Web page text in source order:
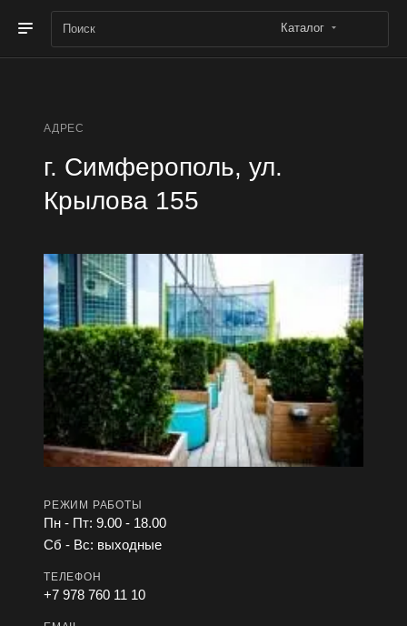
Каталог
АДРЕС
г. Симферополь, ул.
Крылова 155
РЕЖИМ РАБОТЫ
Пн - Пт: 9.00 - 18.00
Сб - Вс: выходные
ТЕЛЕФОН
+7 978 760 11 10